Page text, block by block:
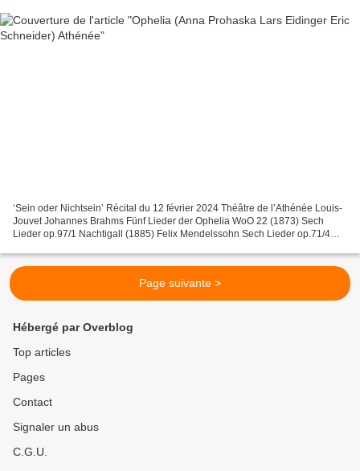
‘Sein oder Nichtsein’ Récital du 12 février 2024 Théâtre de l’Athénée Louis-
Jouvet Johannes Brahms Fünf Lieder der Ophelia WoO 22 (1873) Sech
Lieder op.97/1 Nachtigall (1885) Felix Mendelssohn Sech Lieder op.71/4
Page suivante >
Hébergé par Overblog
Top articles
Pages
Contact
Signaler un abus
C.G.U.